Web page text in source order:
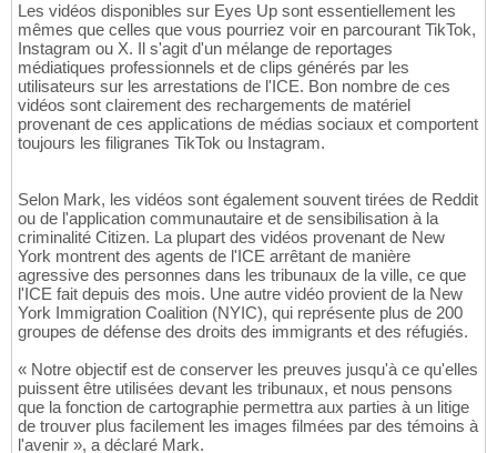
Les vidéos disponibles sur Eyes Up sont essentiellement les
mêmes que celles que vous pourriez voir en parcourant TikTok,
Instagram ou X. Il s'agit d'un mélange de reportages
médiatiques professionnels et de clips générés par les
utilisateurs sur les arrestations de l'ICE. Bon nombre de ces
vidéos sont clairement des rechargements de matériel
provenant de ces applications de médias sociaux et comportent
toujours les filigranes TikTok ou Instagram.
Selon Mark, les vidéos sont également souvent tirées de Reddit
ou de l'application communautaire et de sensibilisation à la
criminalité Citizen. La plupart des vidéos provenant de New
York montrent des agents de l'ICE arrêtant de manière
agressive des personnes dans les tribunaux de la ville, ce que
l'ICE fait depuis des mois. Une autre vidéo provient de la New
York Immigration Coalition (NYIC), qui représente plus de 200
groupes de défense des droits des immigrants et des réfugiés.
« Notre objectif est de conserver les preuves jusqu'à ce qu'elles
puissent être utilisées devant les tribunaux, et nous pensons
que la fonction de cartographie permettra aux parties à un litige
de trouver plus facilement les images filmées par des témoins à
l'avenir », a déclaré Mark.